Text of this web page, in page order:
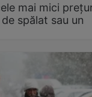
mai mici
spălat sau un